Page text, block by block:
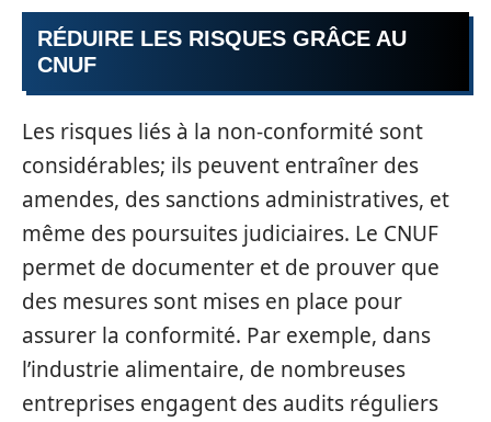
RÉDUIRE LES RISQUES GRÂCE AU
CNUF
Les risques liés à la non-conformité sont
considérables; ils peuvent entraîner des
amendes, des sanctions administratives, et
même des poursuites judiciaires. Le CNUF
permet de documenter et de prouver que
des mesures sont mises en place pour
assurer la conformité. Par exemple, dans
l’industrie alimentaire, de nombreuses
entreprises engagent des audits réguliers